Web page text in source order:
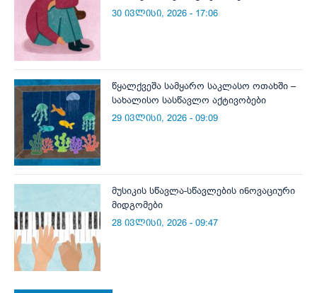
30 ივლისი, 2026 - 17:06
წყალქვეშა სამყარო საკლასო ოთახში –
სახალისო სასწავლო აქტივობები
29 ივლისი, 2026 - 09:09
მუსიკის სწავლა-სწავლების ინოვაციური
მიდგომები
28 ივლისი, 2026 - 09:47